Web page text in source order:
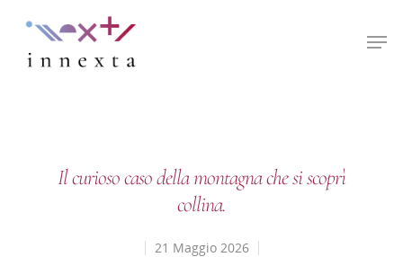
Il curioso caso della montagna che si scoprì
collina.
21 Maggio 2026